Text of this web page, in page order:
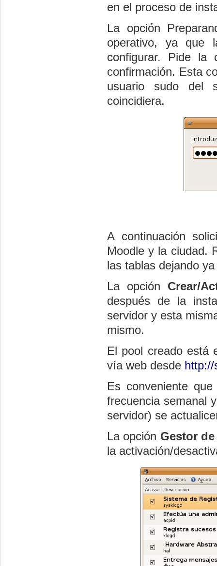
en el proceso de
La opción
operativo, ya que
configurar. Pide la
confirmación. Esta
usuario sudo del
coincidiera.
A continuación
Moodle y la ciudad.
las tablas dejando
La opción Crear/
después de la
servidor y esta
mismo.
El pool creado está
vía web desde http://
Es conveniente
frecuencia semanal
servidor) se
La opción Gestor
la activación/